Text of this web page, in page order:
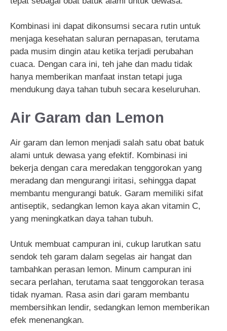
Kombinasi ini dapat dikonsumsi secara rutin untuk
menjaga kesehatan saluran pernapasan, terutama
pada musim dingin atau ketika terjadi perubahan
cuaca. Dengan cara ini, teh jahe dan madu tidak
hanya memberikan manfaat instan tetapi juga
mendukung daya tahan tubuh secara keseluruhan.
Air Garam dan Lemon
Air garam dan lemon menjadi salah satu obat batuk
alami untuk dewasa yang efektif. Kombinasi ini
bekerja dengan cara meredakan tenggorokan yang
meradang dan mengurangi iritasi, sehingga dapat
membantu mengurangi batuk. Garam memiliki sifat
antiseptik, sedangkan lemon kaya akan vitamin C,
yang meningkatkan daya tahan tubuh.
Untuk membuat campuran ini, cukup larutkan satu
sendok teh garam dalam segelas air hangat dan
tambahkan perasan lemon. Minum campuran ini
secara perlahan, terutama saat tenggorokan terasa
tidak nyaman. Rasa asin dari garam membantu
membersihkan lendir, sedangkan lemon memberikan
efek menenangkan.